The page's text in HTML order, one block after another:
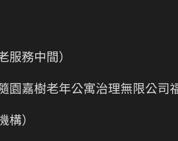
服務中間）
園嘉樹老年公寓治理無限公司
構）